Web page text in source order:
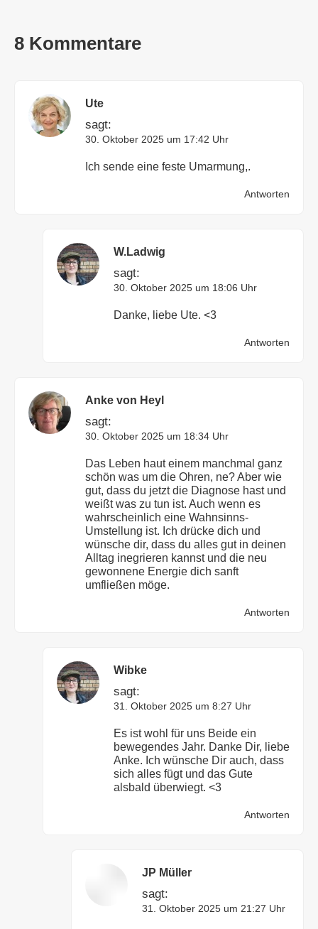
8 Kommentare
Ute
sagt:
30. Oktober 2025 um 17:42 Uhr
Ich sende eine feste Umarmung,.
Antworten
W.Ladwig
sagt:
30. Oktober 2025 um 18:06 Uhr
Danke, liebe Ute. <3
Antworten
Anke von Heyl
sagt:
30. Oktober 2025 um 18:34 Uhr
Das Leben haut einem manchmal ganz
schön was um die Ohren, ne? Aber wie
gut, dass du jetzt die Diagnose hast und
weißt was zu tun ist. Auch wenn es
wahrscheinlich eine Wahnsinns-
Umstellung ist. Ich drücke dich und
wünsche dir, dass du alles gut in deinen
Alltag inegrieren kannst und die neu
gewonnene Energie dich sanft
umfließen möge.
Antworten
Wibke
sagt:
31. Oktober 2025 um 8:27 Uhr
Es ist wohl für uns Beide ein
bewegendes Jahr. Danke Dir, liebe
Anke. Ich wünsche Dir auch, dass
sich alles fügt und das Gute
alsbald überwiegt. <3
Antworten
JP Müller
sagt:
31. Oktober 2025 um 21:27 Uhr